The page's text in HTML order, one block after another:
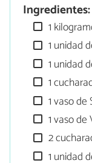
Ingredientes:
1
1 unidad
1 unidad
1
1 vaso de
1 vaso
2
1 unidad